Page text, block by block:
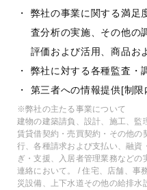
弊社の事業に関する満足
査分析の実施、その他の
評価および活用、商品お
弊社に対する各種監査・
第三者への情報提供[制限
※弊社の主たる事業について
建物の建築請負、設計、施工、監
賃貸借契約・売買契約・その他の
行、各種請求および支払い、融資
ぎ・支援、入居者管理業務など
連絡において。 / 住宅、店舗、事
災設備、上下水道その他の給排水